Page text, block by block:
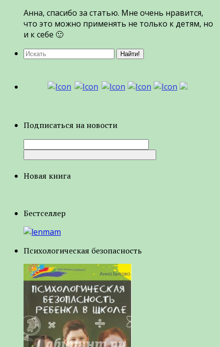
Анна, спасибо за статью. Мне очень нравится,
что это можно применять не только к детям, но
и к себе 🙂
Подписаться на новости
Новая книга
Бестселлер
Психологическая безопасность